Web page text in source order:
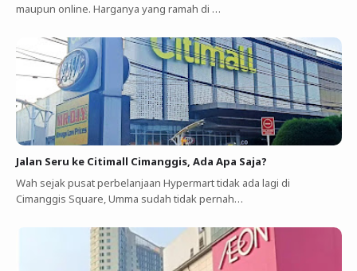
maupun online. Harganya yang ramah di …
Jalan Seru ke Citimall Cimanggis, Ada Apa Saja?
Wah sejak pusat perbelanjaan Hypermart tidak ada lagi di
Cimanggis Square, Umma sudah tidak pernah…